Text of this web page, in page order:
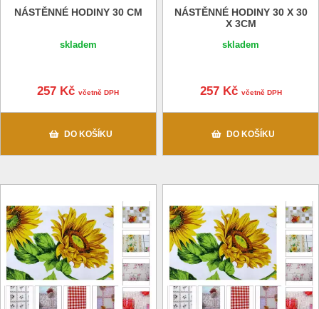
NÁSTĚNNÉ HODINY 30 CM
skladem
257 Kčvčetně DPH
DO KOŠÍKU
NÁSTĚNNÉ HODINY 30 X 30
X 3CM
skladem
257 Kč včetně DPH
DO KOŠÍKU